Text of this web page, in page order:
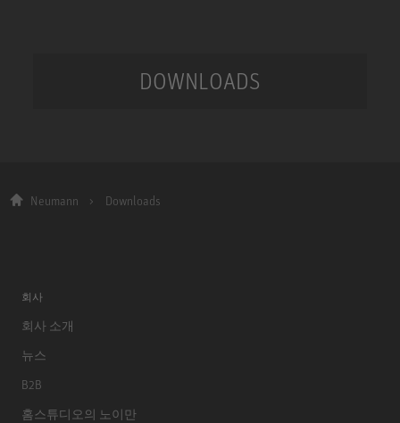
DOWNLOADS
Neumann Downloads
회사
회사 소개
뉴스
B2B
홈스튜디오의 노이만